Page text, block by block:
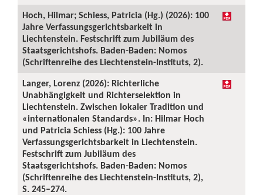
Hoch, Hilmar; Schiess, Patricia (Hg.) (2026): 100
Jahre Verfassungsgerichtsbarkeit in
Liechtenstein. Festschrift zum Jubiläum des
Staatsgerichtshofs. Baden-Baden: Nomos
(Schriftenreihe des Liechtenstein-Instituts, 2).
Langer, Lorenz (2026): Richterliche
Unabhängigkeit und Richterselektion in
Liechtenstein. Zwischen lokaler Tradition und
«internationalen Standards». In: Hilmar Hoch
und Patricia Schiess (Hg.): 100 Jahre
Verfassungsgerichtsbarkeit in Liechtenstein.
Festschrift zum Jubiläum des
Staatsgerichtshofs. Baden-Baden: Nomos
(Schriftenreihe des Liechtenstein-Instituts, 2),
S. 245–274.